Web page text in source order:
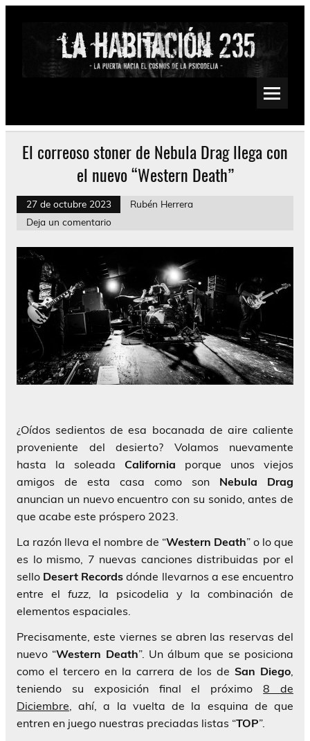
Saltar
Psychedelic, Stoner, Doom, Sludge, Fuzz, Space, Drone
El correoso stoner de Nebula Drag llega con
el nuevo “Western Death”
27 de octubre 2023
Rubén Herrera
Deja un comentario
¿Oídos sedientos de esa bocanada de aire caliente
proveniente del desierto? Volamos nuevamente
hasta la soleada California porque unos viejos
amigos de esta casa como son Nebula Drag
anuncian un nuevo encuentro con su sonido, antes de
que acabe este próspero 2023.
La razón lleva el nombre de “Western Death” o lo que
es lo mismo, 7 nuevas canciones distribuidas por el
sello Desert Records dónde llevarnos a ese encuentro
entre el fuzz, la psicodelia y la combinación de
elementos espaciales.
Precisamente, este viernes se abren las reservas del
nuevo “Western Death”. Un álbum que se posiciona
como el tercero en la carrera de los de San Diego,
teniendo su exposición final el próximo8 de
Diciembre, ahí, a la vuelta de la esquina de que
entren en juego nuestras preciadas listas “TOP”.